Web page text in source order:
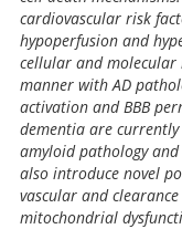
cardiovascular risk
hypoperfusion and
cellular and molecular
manner with AD
activation and BBB
dementia are
amyloid pathology
also introduce novel
vascular and
mitochondrial